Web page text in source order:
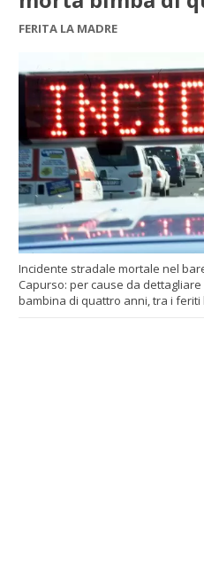
FERITA LA MADRE
Incidente stradale mortale nel
Capurso: per cause da
bambina di quattro anni, tra i